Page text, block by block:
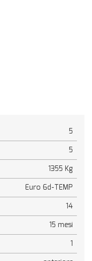
5
5
1355 Kg
Euro 6d-TEMP
14
15 mesi
1